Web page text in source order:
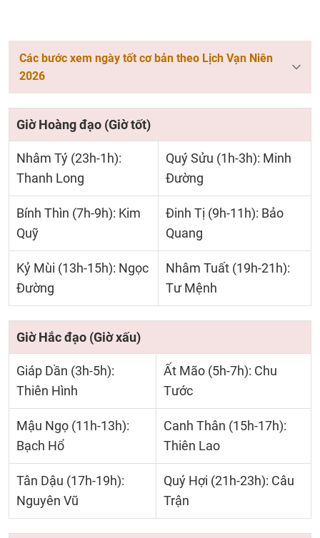
Các bước xem ngày tốt cơ bản theo Lịch Vạn Niên
2026
Giờ Hoàng đạo (Giờ tốt)
Nhâm Tý (23h-1h):
Thanh Long
Quý Sửu (1h-3h): Minh
Đường
Bính Thìn (7h-9h): Kim
Quỹ
Đinh Tị (9h-11h): Bảo
Quang
Kỷ Mùi (13h-15h): Ngọc
Đường
Nhâm Tuất (19h-21h):
Tư Mệnh
Giờ Hắc đạo (Giờ xấu)
Giáp Dần (3h-5h):
Thiên Hình
Ất Mão (5h-7h): Chu
Tước
Mậu Ngọ (11h-13h):
Bạch Hổ
Canh Thân (15h-17h):
Thiên Lao
Tân Dậu (17h-19h):
Nguyên Vũ
Quý Hợi (21h-23h): Câu
Trận